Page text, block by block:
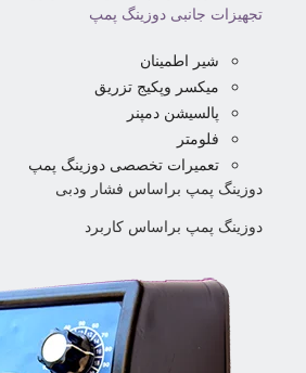
تجهیزات جانبی دوزینگ پمپ
شیر اطمینان
میکسر وپکیج تزریق
پالسیشن دمپنر
فلومتر
تعمیرات تخصصی دوزینگ پمپ
دوزینگ پمپ براساس فشار ودبی
دوزینگ پمپ براساس کاربرد